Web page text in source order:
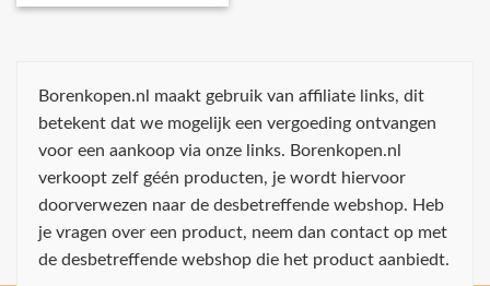
Borenkopen.nl maakt gebruik van affiliate links, dit
betekent dat we mogelijk een vergoeding ontvangen
voor een aankoop via onze links. Borenkopen.nl
verkoopt zelf géén producten, je wordt hiervoor
doorverwezen naar de desbetreffende webshop. Heb
je vragen over een product, neem dan contact op met
de desbetreffende webshop die het product aanbiedt.